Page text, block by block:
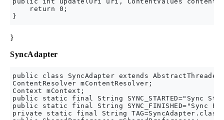
    return 0;
}
SyncAdapter
public class SyncAdapter extends
ContentResolver mContentResolver;
Context mContext;
public static final String SYNC_STARTED="Sync
public static final String SYNC_FINISHED="Sync
private static final String